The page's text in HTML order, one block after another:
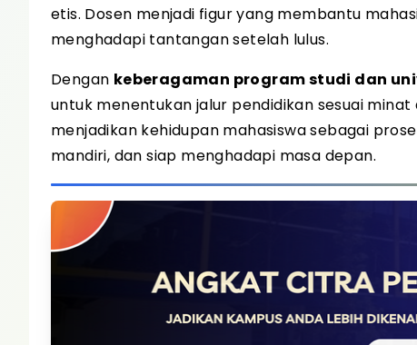
etis. Dosen menjadi figur yang membantu
menghadapi tantangan setelah lulus.
Dengan keberagaman program studi dan
untuk menentukan jalur pendidikan sesuai
menjadikan kehidupan mahasiswa sebagai
mandiri, dan siap menghadapi masa depan.